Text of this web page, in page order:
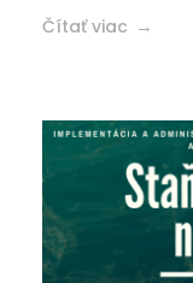
Čítať viac